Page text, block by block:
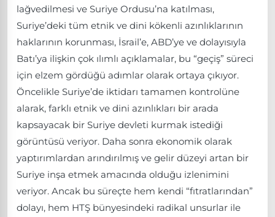
lağvedilmesi ve Suriye Ordusu’na katılması,
Suriye’deki tüm etnik ve dini kökenli azınlıklarının
haklarının korunması, İsrail’e, ABD’ye ve dolayısıyla
Batı’ya ilişkin çok ılımlı açıklamalar, bu “geçiş” süreci
için elzem gördüğü adımlar olarak ortaya çıkıyor.
Öncelikle Suriye’de iktidarı tamamen kontrolüne
alarak, farklı etnik ve dini azınlıkları bir arada
kapsayacak bir Suriye devleti kurmak istediği
görüntüsü veriyor. Daha sonra ekonomik olarak
yaptırımlardan arındırılmış ve gelir düzeyi artan bir
Suriye inşa etmek amacında olduğu izlenimini
veriyor. Ancak bu süreçte hem kendi “fıtratlarından”
dolayı, hem HTŞ bünyesindeki radikal unsurlar ile